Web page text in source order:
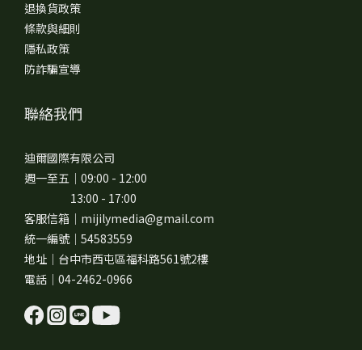
退換貨政策
條款與細則
隱私政策
防詐騙宣導
聯絡我們
迪爾國際有限公司
週一至五｜09:00 - 12:00
13:00 - 17:00
客服信箱｜mijilymedia@gmail.com
統一編號｜54583559
地址｜台中市西屯區福科路561號2樓
電話｜04-2462-0966